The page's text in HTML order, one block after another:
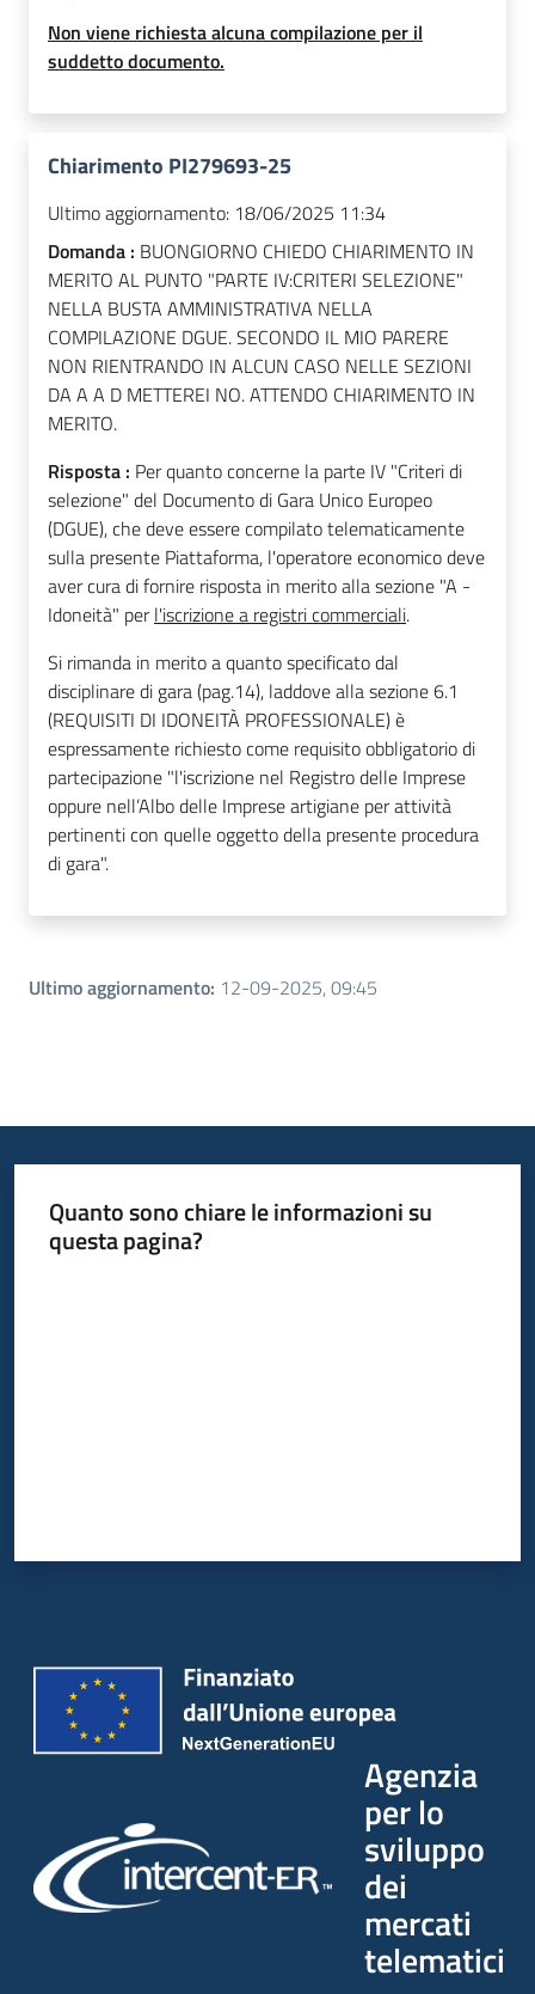
Non viene richiesta alcuna compilazione per il
suddetto documento.
Chiarimento PI279693-25
Ultimo aggiornamento: 18/06/2025 11:34
Domanda : BUONGIORNO CHIEDO CHIARIMENTO IN
MERITO AL PUNTO "PARTE IV:CRITERI SELEZIONE"
NELLA BUSTA AMMINISTRATIVA NELLA
COMPILAZIONE DGUE. SECONDO IL MIO PARERE
NON RIENTRANDO IN ALCUN CASO NELLE SEZIONI
DA A A D METTEREI NO. ATTENDO CHIARIMENTO IN
MERITO.
Risposta : Per quanto concerne la parte IV "Criteri di
selezione" del Documento di Gara Unico Europeo
(DGUE), che deve essere compilato telematicamente
sulla presente Piattaforma, l'operatore economico deve
aver cura di fornire risposta in merito alla sezione "A -
Idoneità" perl'iscrizione a registri commerciali.
Si rimanda in merito a quanto specificato dal
disciplinare di gara (pag.14), laddove alla sezione 6.1
(REQUISITI DI IDONEITÀ PROFESSIONALE) è
espressamente richiesto come requisito obbligatorio di
partecipazione "l'iscrizione nel Registro delle Imprese
oppure nell’Albo delle Imprese artigiane per attività
pertinenti con quelle oggetto della presente procedura
di gara".
Ultimo aggiornamento: 12-09-2025, 09:45
Quanto sono chiare le informazioni su
questa pagina?
Agenzia
per lo
sviluppo
dei
mercati
telematici